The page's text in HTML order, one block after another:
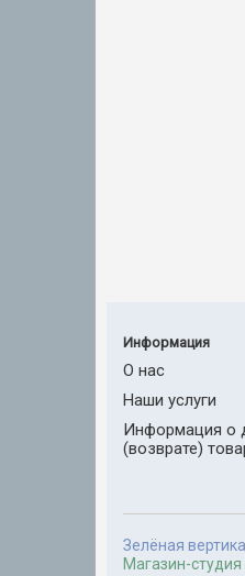
Информация
О нас
Наши услуги
Информация о
(возврате)
Зелёная
Магазин-